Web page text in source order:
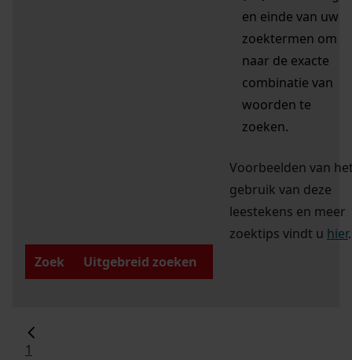
en einde van uw
zoektermen om
naar de exacte
combinatie van
woorden te
zoeken.
Voorbeelden van
gebruik van deze
leestekens en meer
zoektips vindt u hier.
Zoek
Uitgebreid zoeken
1